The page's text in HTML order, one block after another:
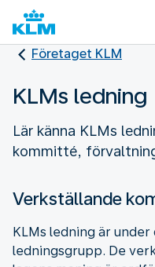
Företaget KLM
KLMs ledning
Lär känna KLMs
kommitté,
Verkställande
KLMs ledning är
ledningsgrupp. De